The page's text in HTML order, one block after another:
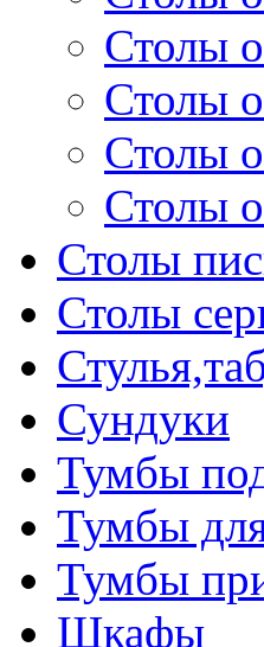
Столы
Столы
Столы
Столы
Столы
Столы
Сундуки
Тумбы
Тумбы
Тумбы
Шкафы